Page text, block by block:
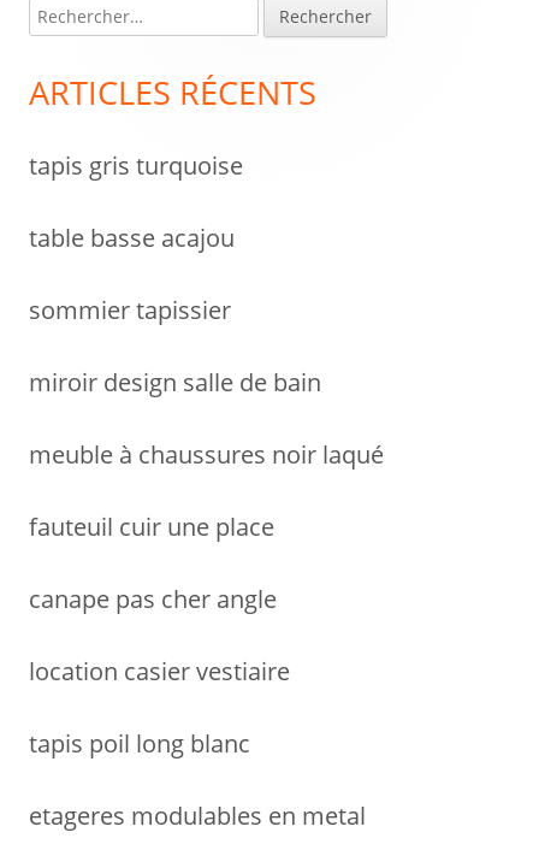
Colonne
latérale
e
h
r
e
ARTICLES RÉCENTS
tapis gris turquoise
table basse acajou
sommier tapissier
miroir design salle de bain
meuble à chaussures noir laqué
fauteuil cuir une place
canape pas cher angle
location casier vestiaire
tapis poil long blanc
etageres modulables en metal